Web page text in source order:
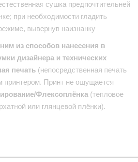
сушка предпочтительней
при необходимости гладить
вывернув наизнанку
из способов нанесения в
дизайнера и технических
печать (непосредственная печать
принтером. Принт не ощущается
Флексоплёнка (тепловое
или глянцевой плёнки).